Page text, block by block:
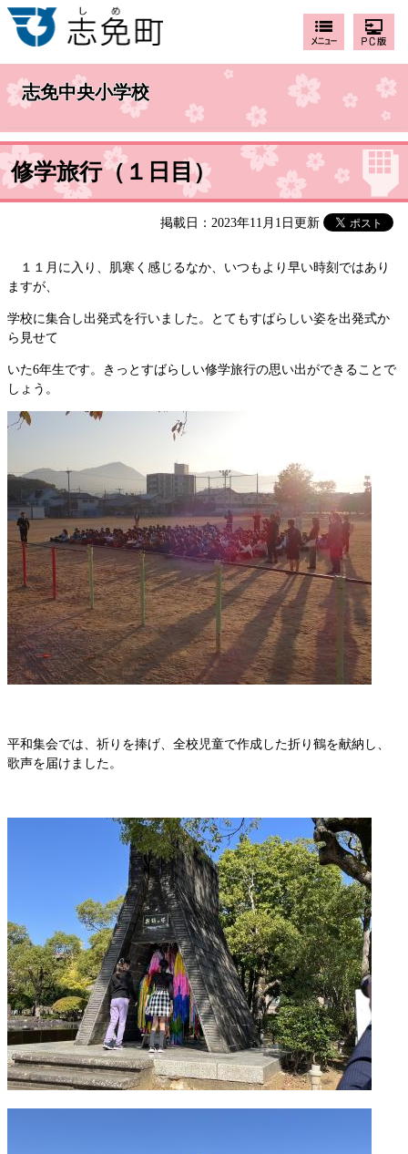
志免中央小学校
修学旅行（１日目）
掲載日：2023年11月1日更新
１１月に入り、肌寒く感じるなか、いつもより早い時刻ではあり
ますが、
学校に集合し出発式を行いました。とてもすばらしい姿を出発式か
ら見せて
いた6年生です。きっとすばらしい修学旅行の思い出ができることで
しょう。
平和集会では、祈りを捧げ、全校児童で作成した折り鶴を献納し、
歌声を届けました。